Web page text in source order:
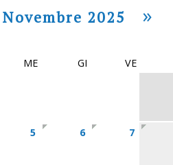
Novembre 2025 »
ME GI VE
5 6 7